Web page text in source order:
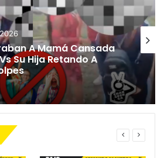
A Mamá Cansada
Su Hija Retando A